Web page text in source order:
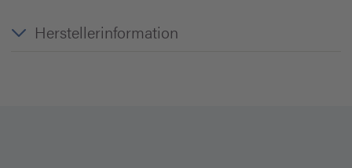
Herstellerinformation